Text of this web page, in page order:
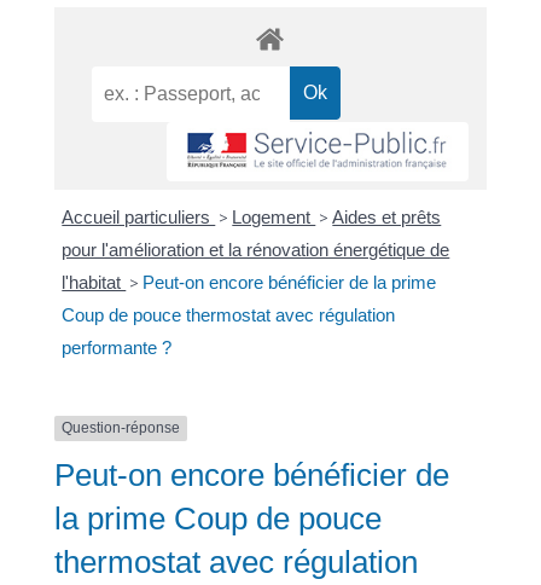
Accueil particuliers > Logement > Aides et prêts
pour l'amélioration et la rénovation énergétique de
l'habitat > Peut-on encore bénéficier de la prime
Coup de pouce thermostat avec régulation
performante ?
Question-réponse
Peut-on encore bénéficier de
la prime Coup de pouce
thermostat avec régulation